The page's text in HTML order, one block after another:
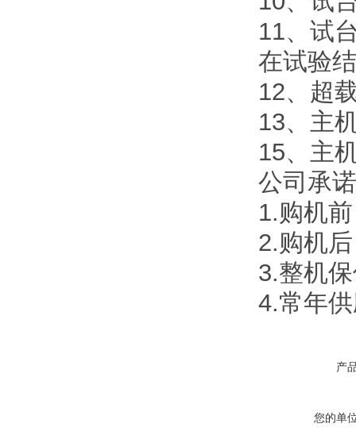
11、试
在试验
12、超
13、主
15、主
公司承
1.购机
2.购机
3.整机
4.常年
产
您的单